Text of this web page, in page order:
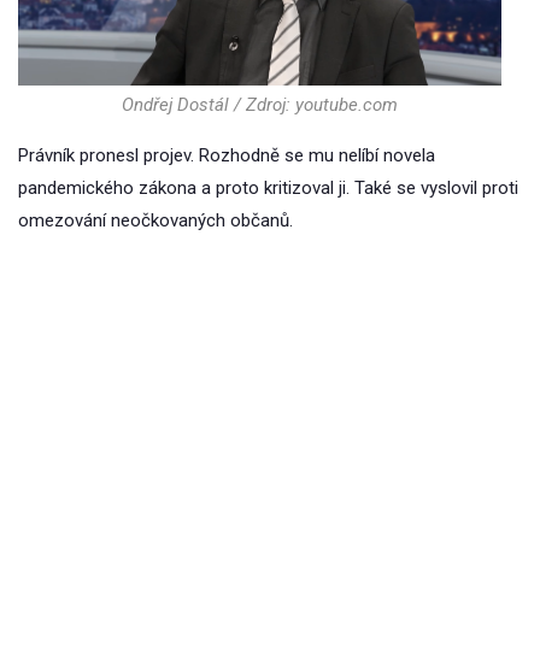
Ondřej Dostál / Zdroj: youtube.com
Právník pronesl projev. Rozhodně se mu nelíbí novela
pandemického zákona a proto kritizoval ji. Také se vyslovil proti
omezování neočkovaných občanů.